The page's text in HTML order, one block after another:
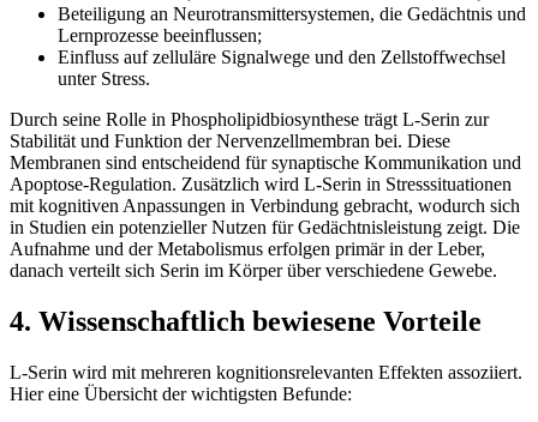
Beteiligung an Neurotransmittersystemen, die Gedächtnis und
Lernprozesse beeinflussen;
Einfluss auf zelluläre Signalwege und den Zellstoffwechsel
unter Stress.
Durch seine Rolle in Phospholipidbiosynthese trägt L-Serin zur
Stabilität und Funktion der Nervenzellmembran bei. Diese
Membranen sind entscheidend für synaptische Kommunikation und
Apoptose-Regulation. Zusätzlich wird L-Serin in Stresssituationen
mit kognitiven Anpassungen in Verbindung gebracht, wodurch sich
in Studien ein potenzieller Nutzen für Gedächtnisleistung zeigt. Die
Aufnahme und der Metabolismus erfolgen primär in der Leber,
danach verteilt sich Serin im Körper über verschiedene Gewebe.
4. Wissenschaftlich bewiesene Vorteile
L-Serin wird mit mehreren kognitionsrelevanten Effekten assoziiert.
Hier eine Übersicht der wichtigsten Befunde: